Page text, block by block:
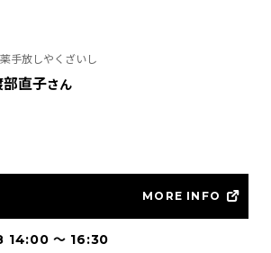
手放しやくざいし
部直子さん
MORE INFO
14:00〜 16:30